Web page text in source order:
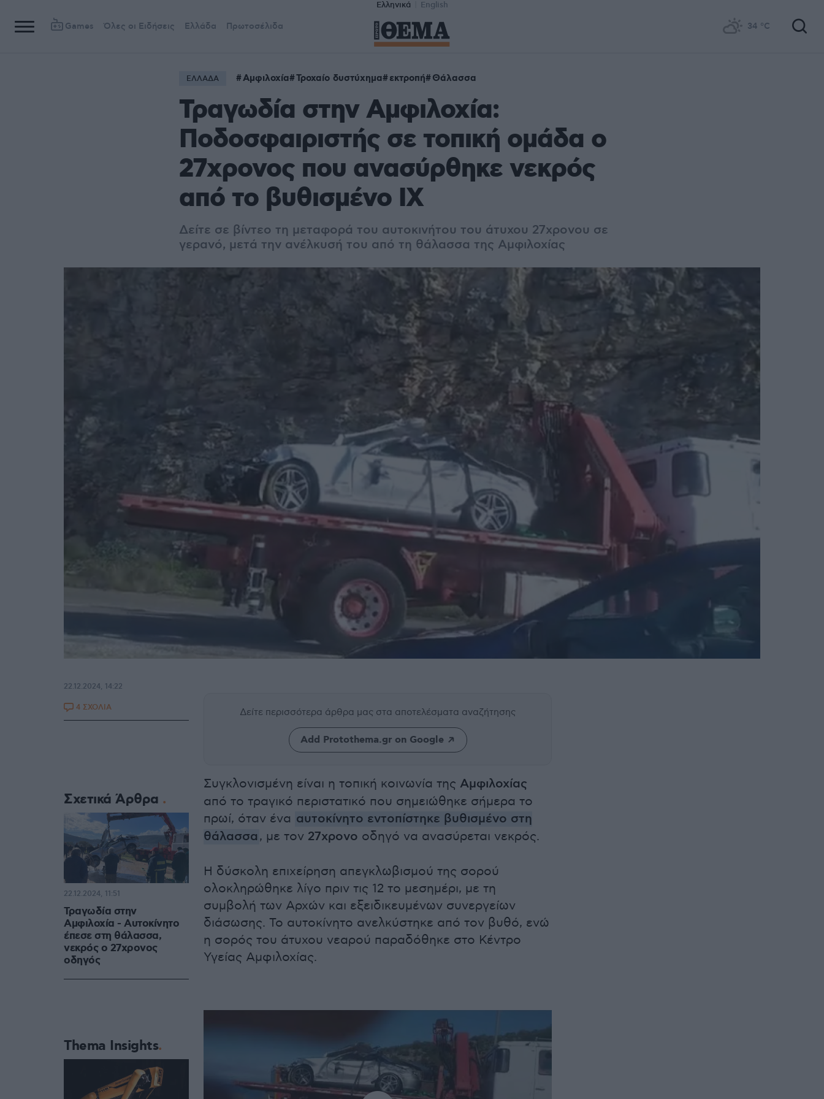
Ελληνικά English
Games Όλες οι Ειδήσεις Ελλάδα Πρωτοσέλιδα 34 °C
ΕΛΛΑΔΑ Αμφιλοχία Τροχαίο δυστύχημα εκτροπή Θάλασσα
Τραγωδία στην Αμφιλοχία:
Ποδοσφαιριστής σε τοπική ομάδα ο
27χρονος που ανασύρθηκε νεκρός
από το βυθισμένο ΙΧ
Δείτε σε βίντεο τη μεταφορά του αυτοκινήτου του άτυχου 27χρονου σε
γερανό, μετά την ανέλκυσή του από τη θάλασσα της Αμφιλοχίας
Δείτε περισσότερα άρθρα μας στα αποτελέσματα αναζήτησης
Add Protothema.gr on Google
Συγκλονισμένη είναι η τοπική κοινωνία της Αμφιλοχίας
από το τραγικό περιστατικό που σημειώθηκε σήμερα το
πρωί, όταν ένα αυτοκίνητο εντοπίστηκε βυθισμένο στη
θάλασσα , με τον 27χρονο οδηγό να ανασύρεται νεκρός.
Η δύσκολη επιχείρηση απεγκλωβισμού της σορού
ολοκληρώθηκε λίγο πριν τις 12 το μεσημέρι, με τη
συμβολή των Αρχών και εξειδικευμένων συνεργείων
διάσωσης. Το αυτοκίνητο ανελκύστηκε από τον βυθό, ενώ
η σορός του άτυχου νεαρού παραδόθηκε στο Κέντρο
Υγείας Αμφιλοχίας.
22.12.2024, 14:22
4 ΣΧΟΛΙΑ
Σχετικά Άρθρα
Τραγωδία στην
Αμφιλοχία - Αυτοκίνητο
έπεσε στη θάλασσα,
νεκρός ο 27χρονος
οδηγός
22.12.2024, 11:51
Thema Insights